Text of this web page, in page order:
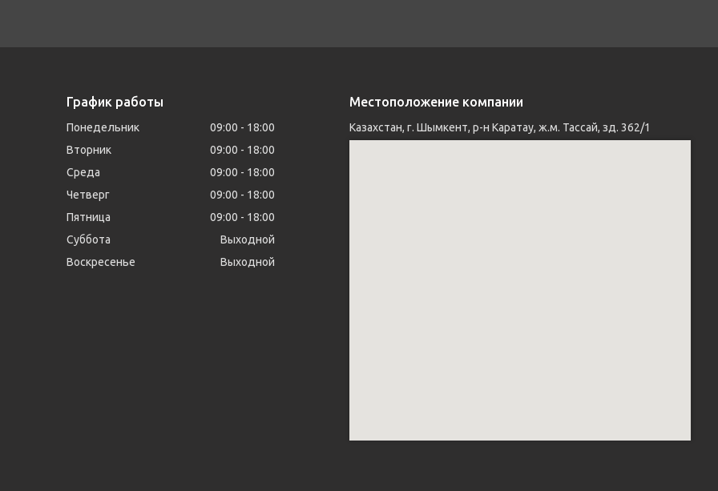
График работы
Понедельник 09:00
18:00
Вторник
09:00
18:00
Среда
09:00
18:00
Четверг
09:00
18:00
Пятница
09:00
18:00
Суббота
Выходной
Воскресенье
Выходной
Местоположение компании
Казахстан, г. Шымкент, р-н Каратау, ж.м. Тассай, зд. 362/1